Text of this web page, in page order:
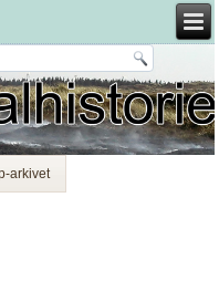
arkivet